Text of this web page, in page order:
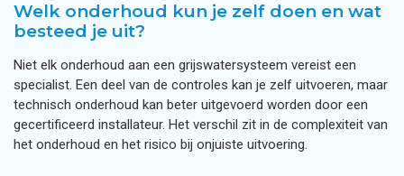
Welk onderhoud kun je zelf doen en wat
besteed je uit?
Niet elk onderhoud aan een grijswatersysteem vereist een
specialist. Een deel van de controles kan je zelf uitvoeren, maar
technisch onderhoud kan beter uitgevoerd worden door een
gecertificeerd installateur. Het verschil zit in de complexiteit van
het onderhoud en het risico bij onjuiste uitvoering.